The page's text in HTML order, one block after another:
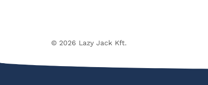
© 2026 Lazy Jack Kft.